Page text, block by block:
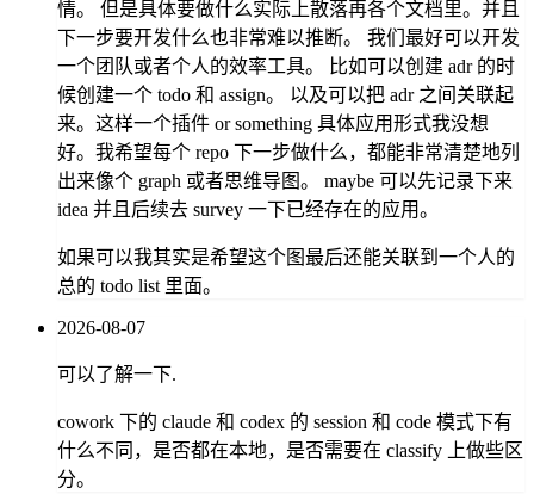
情。 但是具体要做什么实际上散落再各个文档里。并且
下一步要开发什么也非常难以推断。 我们最好可以开发
一个团队或者个人的效率工具。 比如可以创建 adr 的时
候创建一个 todo 和 assign。 以及可以把 adr 之间关联起
来。这样一个插件 or something 具体应用形式我没想
好。我希望每个 repo 下一步做什么，都能非常清楚地列
出来像个 graph 或者思维导图。 maybe 可以先记录下来
idea 并且后续去 survey 一下已经存在的应用。
如果可以我其实是希望这个图最后还能关联到一个人的
总的 todo list 里面。
2026-08-07
可以了解一下.
cowork 下的 claude 和 codex 的 session 和 code 模式下有
什么不同，是否都在本地，是否需要在 classify 上做些区
分。